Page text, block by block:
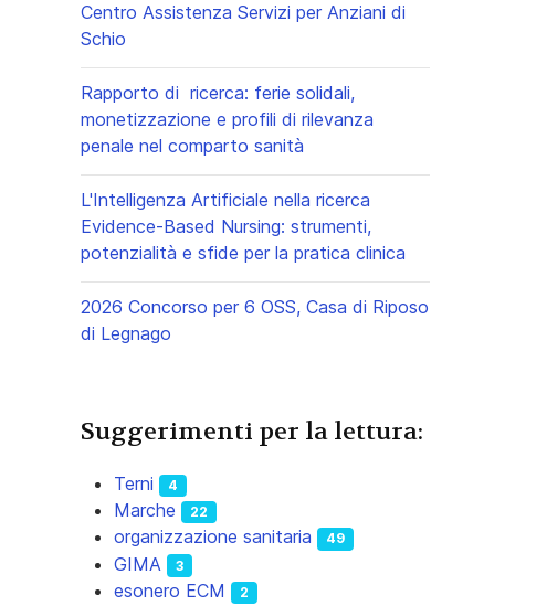
Centro Assistenza Servizi per Anziani di
Schio
Rapporto di ricerca: ferie solidali,
monetizzazione e profili di rilevanza
penale nel comparto sanità
L'Intelligenza Artificiale nella ricerca
Evidence-Based Nursing: strumenti,
potenzialità e sfide per la pratica clinica
2026 Concorso per 6 OSS, Casa di Riposo
di Legnago
Suggerimenti per la lettura:
Terni 4
Marche 22
organizzazione sanitaria 49
GIMA 3
esonero ECM 2